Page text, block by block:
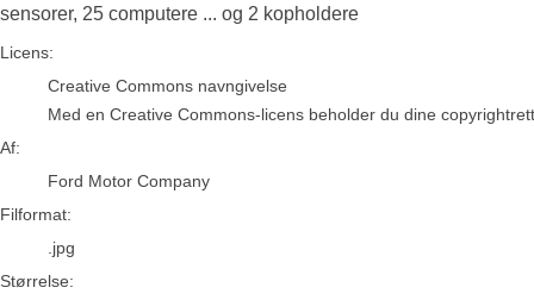
sensorer, 25 computere ... og 2 kopholdere
Ford Motor Company
Licens:
Creative Commons navngivelse
Med en Creative Commons-licens beholder du dine
Af:
Ford Motor Company
Filformat:
.jpg
Størrelse: